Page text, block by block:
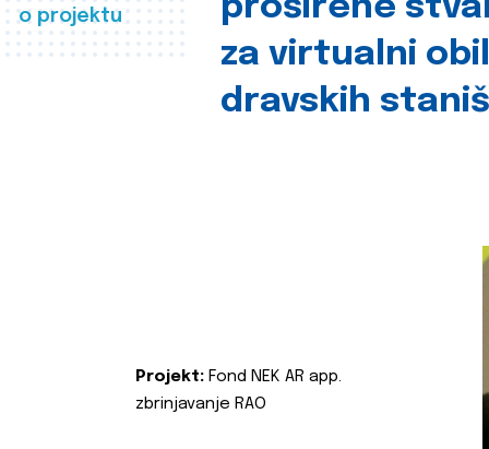
o projektu
proširene
za virtualni
dravskih
Projekt: Fond NEK AR app.
zbrinjavanje RAO